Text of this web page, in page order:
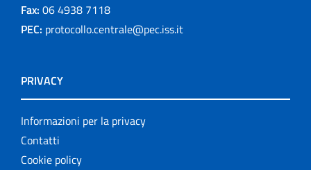
Fax: 06 4938 7118
PEC: protocollo.centrale@pec.iss.it
PRIVACY
Informazioni per la privacy
Contatti
Cookie policy